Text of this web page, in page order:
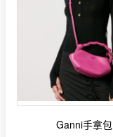
Ganni手拿包